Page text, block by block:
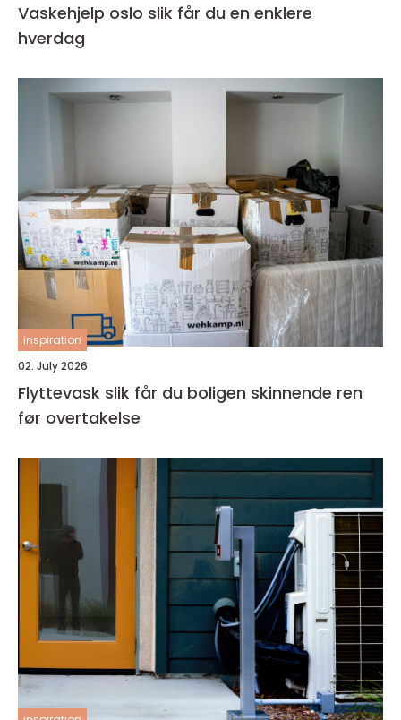
Vaskehjelp oslo slik får du en enklere
hverdag
inspiration
02. July 2026
Flyttevask slik får du boligen skinnende ren
før overtakelse